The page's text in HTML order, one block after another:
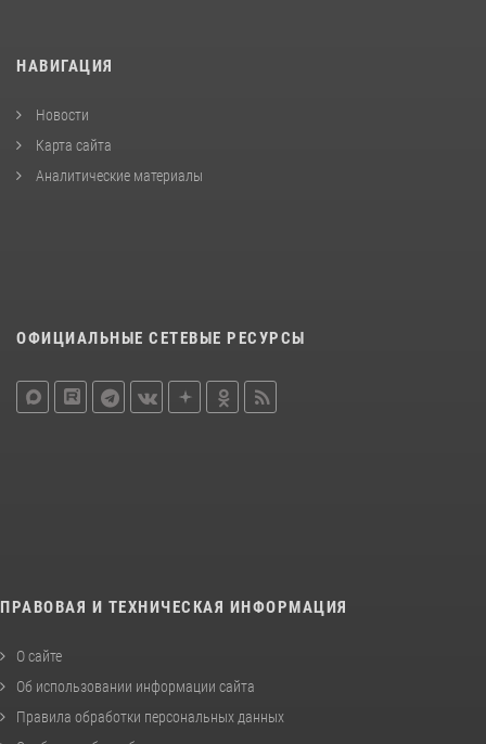
НАВИГАЦИЯ
Новости
Карта сайта
Аналитические материалы
ОФИЦИАЛЬНЫЕ СЕТЕВЫЕ РЕСУРСЫ
ПРАВОВАЯ И ТЕХНИЧЕСКАЯ ИНФОРМАЦИЯ
О сайте
Об использовании информации сайта
Правила обработки персональных данных